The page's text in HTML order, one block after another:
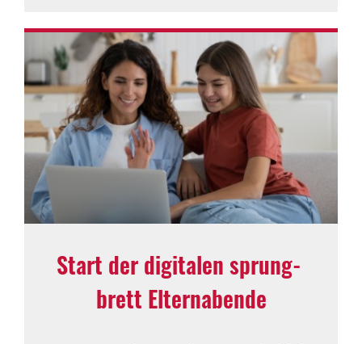
Start der digi­talen sprung­
brett Eltern­abende